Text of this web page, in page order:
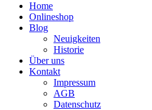
Home
Onlineshop
Blog
Neuigkeiten
Historie
Über uns
Kontakt
Impressum
AGB
Datenschutz